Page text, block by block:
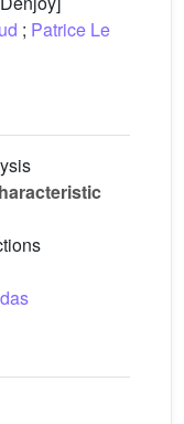
; Patrice Le